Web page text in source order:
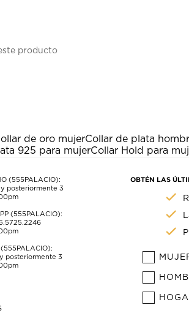
producto
de oro mujerCollar de plata
925 para mujerCollar Hold para
(555PALACIO):
y posteriormente 3
(555PALACIO):
(555PALACIO):
posteriormente 3
OBTÉN LAS